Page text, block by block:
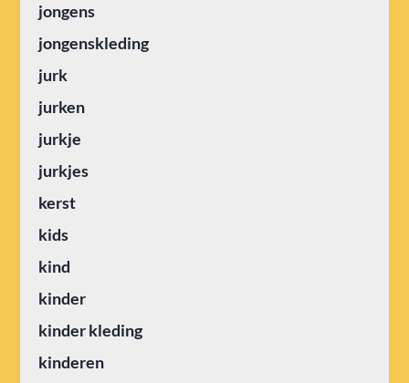
jongens
jongenskleding
jurk
jurken
jurkje
jurkjes
kerst
kids
kind
kinder
kinder kleding
kinderen